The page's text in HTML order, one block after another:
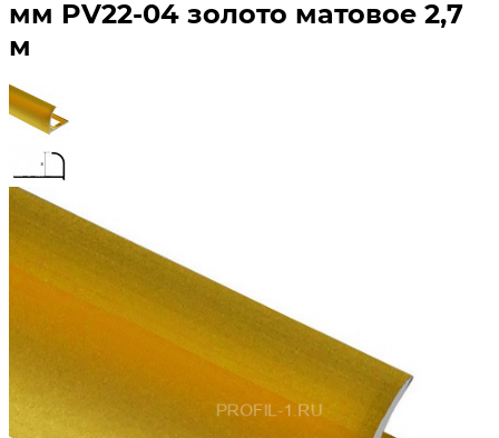
мм PV22-04 золото матовое 2,7
м